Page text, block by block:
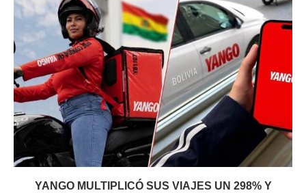
YANGO MULTIPLICÓ SUS VIAJES UN 298% Y